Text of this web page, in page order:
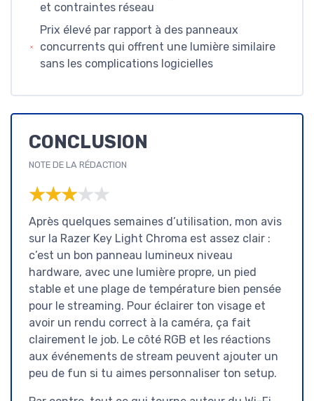
et contraintes réseau
Prix élevé par rapport à des panneaux
concurrents qui offrent une lumière similaire
sans les complications logicielles
CONCLUSION
NOTE DE LA RÉDACTION
★★★★★
★★★★★
Après quelques semaines d’utilisation, mon avis
sur la Razer Key Light Chroma est assez clair :
c’est un bon panneau lumineux niveau
hardware, avec une lumière propre, un pied
stable et une plage de température bien pensée
pour le streaming. Pour éclairer ton visage et
avoir un rendu correct à la caméra, ça fait
clairement le job. Le côté RGB et les réactions
aux événements de stream peuvent ajouter un
peu de fun si tu aimes personnaliser ton setup.